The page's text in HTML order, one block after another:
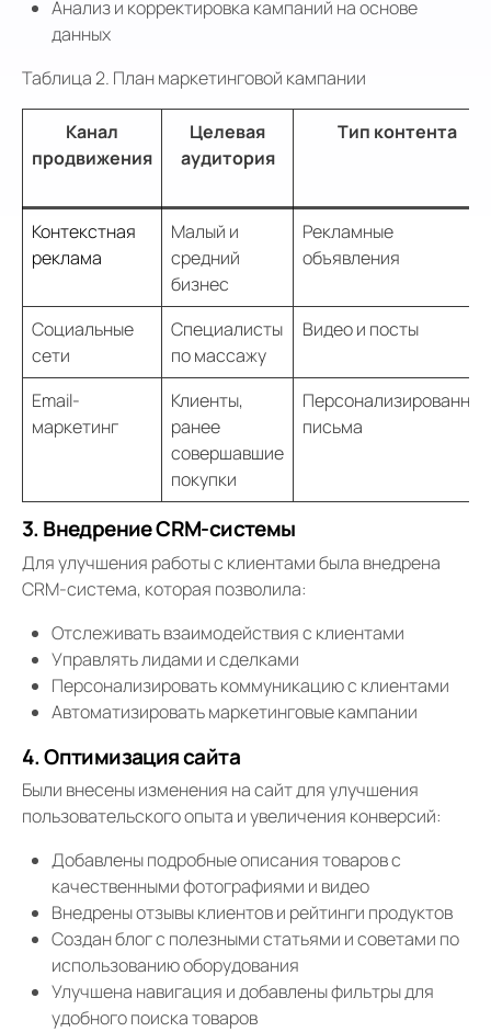
Анализ и корректировка кампаний на основе
данных
Таблица 2. План маркетинговой кампании
Канал
продвижения
Целевая
аудитория
Тип контента
Контекстная
реклама
Малый и
средний
бизнес
Рекламные
объявления
Социальные
сети
Специалисты
по массажу
Видео и посты
Email-
маркетинг
Клиенты,
ранее
совершавшие
покупки
Персонализированные
письма
3. Внедрение CRM-системы
Для улучшения работы с клиентами была внедрена
CRM-система, которая позволила:
Отслеживать взаимодействия с клиентами
Управлять лидами и сделками
Персонализировать коммуникацию с клиентами
Автоматизировать маркетинговые кампании
4. Оптимизация сайта
Были внесены изменения на сайт для улучшения
пользовательского опыта и увеличения конверсий:
Добавлены подробные описания товаров с
качественными фотографиями и видео
Внедрены отзывы клиентов и рейтинги продуктов
Создан блог с полезными статьями и советами по
использованию оборудования
Улучшена навигация и добавлены фильтры для
удобного поиска товаров